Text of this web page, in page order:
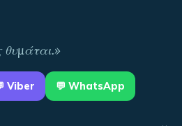
.»
Viber 💬 WhatsApp